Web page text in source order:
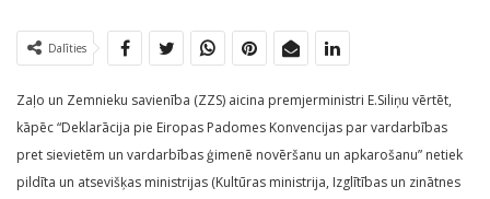
Dalīties
Zaļo un Zemnieku savienība (ZZS) aicina premjerministri E.Siliņu vērtēt,
kāpēc “Deklarācija pie Eiropas Padomes Konvencijas par vardarbības
pret sievietēm un vardarbības ģimenē novēršanu un apkarošanu” netiek
pildīta un atsevišķas ministrijas (Kultūras ministrija, Izglītības un zinātnes